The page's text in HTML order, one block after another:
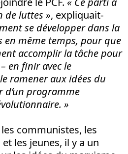
de luttes », expliquait-
se développer dans la
en même temps, pour que
accomplir la tâche pour
en finir avec le
ramener aux idées du
d’un programme
»
communistes, les
les jeunes, il y a un